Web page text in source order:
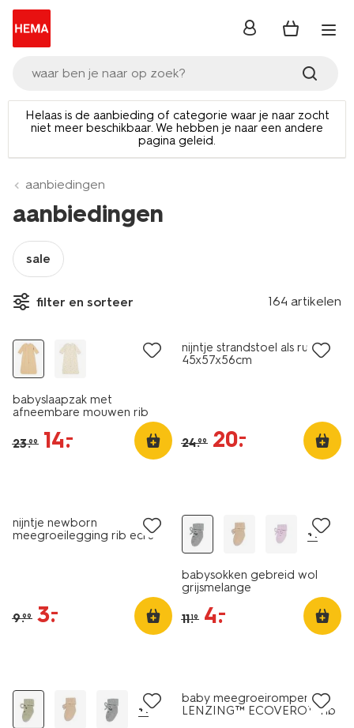
waar ben je naar op zoek?
inloggen
Helaas is de aanbieding of categorie waar je naar zocht
niet meer beschikbaar. We hebben je naar een andere
pagina geleid.
aanbiedingen
aanbiedingen
sale
filter en sorteer 164 artikelen
sale
babyslaapzak met
afneembare mouwen rib
23.99 14.
–
nijntje strandstoel als rugzak
45x57x56cm
24.99 20.
–
nijntje newborn
meegroeilegging rib ecru
9.99 3.
–
+1
babysokken gebreid wol
grijsmelange
11.19 4.
–
+1
baby meegroeiromper
LENZING™ ECOVERO™ rib